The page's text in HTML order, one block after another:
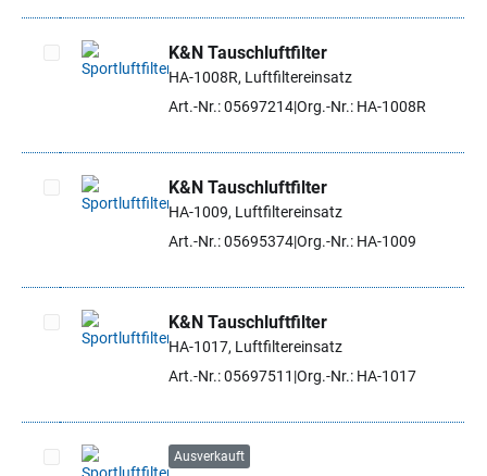
Artikel auswählen
K&N Tauschluftfilter
HA-1008R, Luftfiltereinsatz
Art.-Nr.: 05697214Org.-Nr.: HA-1008R
Artikel auswählen
K&N Tauschluftfilter
HA-1009, Luftfiltereinsatz
Art.-Nr.: 05695374Org.-Nr.: HA-1009
Artikel auswählen
K&N Tauschluftfilter
HA-1017, Luftfiltereinsatz
Art.-Nr.: 05697511 Org.-Nr.: HA-1017
Ausverkauft